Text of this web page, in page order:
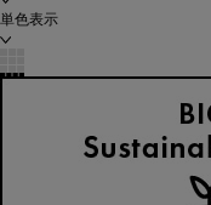
単色表示